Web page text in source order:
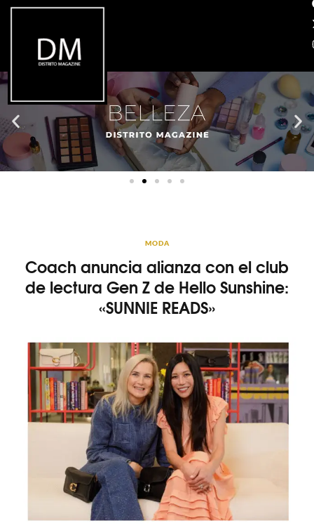
MODA
Coach anuncia alianza con el club
de lectura Gen Z de Hello Sunshine:
«SUNNIE READS»